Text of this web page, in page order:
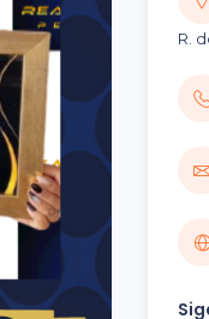
R.